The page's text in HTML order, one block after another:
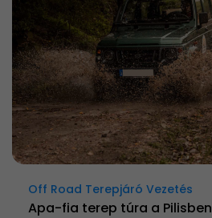
Off Road Terepjáró Vezetés
Apa-fia terep túra a Pilisben